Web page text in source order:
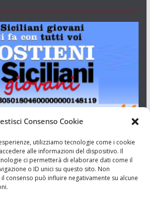
Consenso Cookie
utilizziamo tecnologie come i cookie
alle informazioni del dispositivo. Il
ci permetterà di elaborare dati come il
o ID unici su questo sito. Non
consenso può influire negativamente su alcune
n.23/2011 del 20/09/2011 Dir.